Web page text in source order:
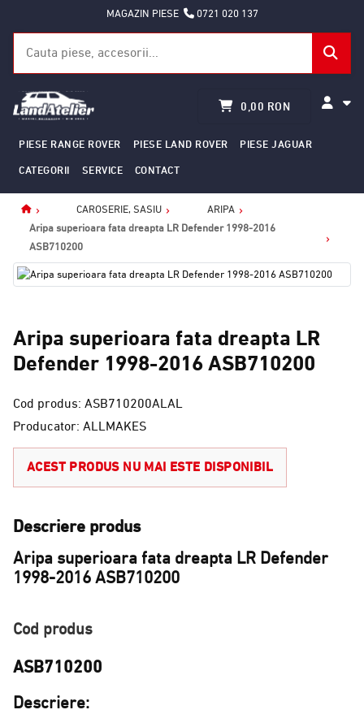
MAGAZIN PIESE 0721 020 137
0,00 RON
PIESE RANGE ROVER PIESE LAND ROVER PIESE JAGUAR
CATEGORII SERVICE CONTACT
Home
CAROSERIE, SASIU
ARIPA
Aripa superioara fata dreapta LR Defender 1998-2016
ASB710200
Aripa superioara fata dreapta LR
Defender 1998-2016 ASB710200
Cod produs: ASB710200ALAL
Producator: ALLMAKES
ACEST PRODUS NU MAI ESTE DISPONIBIL
Descriere produs
Aripa superioara fata dreapta LR Defender
1998-2016 ASB710200
Cod produs
ASB710200
Descriere: